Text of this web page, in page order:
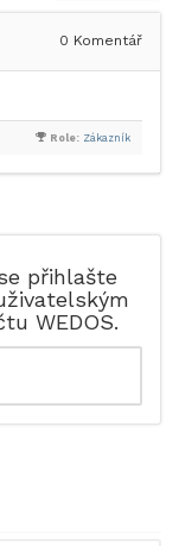
0 Komentář
Role: Zákazník
přihlašte
WEDOS.